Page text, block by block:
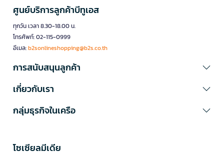
ศูนย์บริการลูกค้าบีทูเอส
ทุกวัน เวลา 8.30-18.00 น.
โทรศัพท์: 02-115-0999
อีเมล:b2sonlineshopping@b2s.co.th
การสนับสนุนลูกค้า
เกี่ยวกับเรา
กลุ่มธุรกิจในเครือ
โซเซียลมีเดีย​